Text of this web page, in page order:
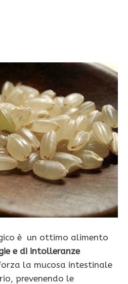
è un ottimo alimento
e di intolleranze
la mucosa intestinale
prevenendo le